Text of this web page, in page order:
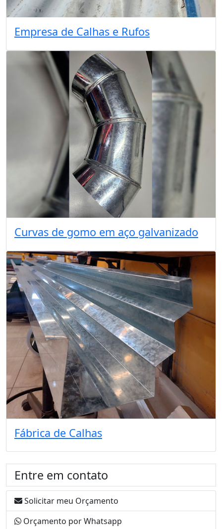
Empresa de Calhas e Rufos
Curvas de gomo em aço galvanizado
Fábrica de Calhas
Entre em contato
Solicitar meu Orçamento
Orçamento por Whatsapp